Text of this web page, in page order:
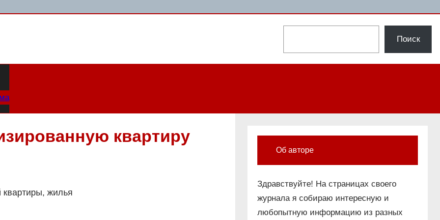
Поиск
квартиру
жилья
Об авторе
Здравствуйте! На страницах своего
журнала я собираю интересную и
любопытную информацию из разных